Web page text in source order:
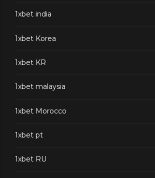
1xbet india
1xbet Korea
1xbet KR
1xbet malaysia
1xbet Morocco
1xbet pt
1xbet RU